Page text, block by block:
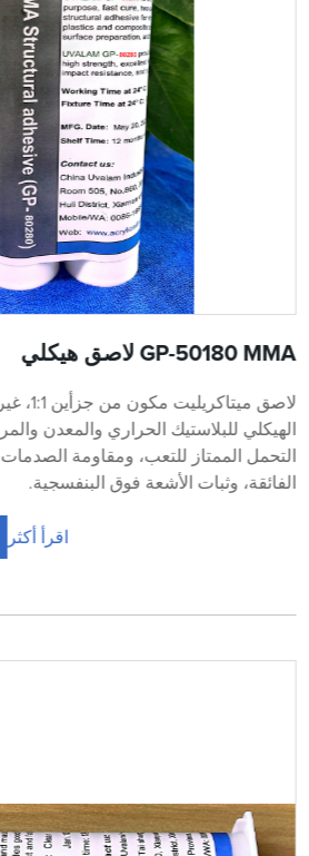
GP-50180 MMA لاصق هيكلي
لاصق
الهيكلي للبلاستيك الحراري والمعدن
التحمل الممتاز للتعب، ومقاومة الصدمات
الفائقة، وثبات الأشعة فوق البنفسجية.
اقرأ أكثر